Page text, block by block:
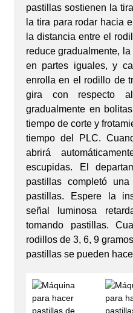
pastillas sostienen la
la tira para rodar hacia
la distancia entre el
reduce gradualmente,
en partes iguales, y
enrolla en el rodillo de
gira con respecto
gradualmente en
tiempo de corte y
tiempo del PLC.
abrirá
escupidas. El
pastillas completó
pastillas. Espere la
señal luminosa
tomando pastillas.
rodillos de 3, 6, 9
pastillas se pueden